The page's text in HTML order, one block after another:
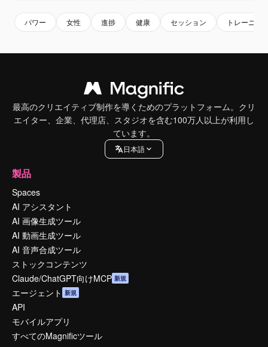
パワー 女性 進捗 健康 セッション トレーニン
最高のクリエイティブ制作を導くためのプラットフォーム。クリ
エイター、企業、代理店、スタジオを含む100万人以上が利用し
ています。
日本語
製品
Spaces
AI アシスタント
AI 画像生成ツール
AI 動画生成ツール
AI 音声合成ツール
ストックコンテンツ
Claude/ChatGPT向けMCP 新規
エージェント 新規
API
モバイルアプリ
すべてのMagnificツール